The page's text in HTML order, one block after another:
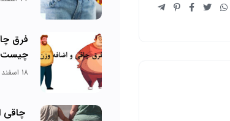
فرق
18 اسفند 1403
چاقی